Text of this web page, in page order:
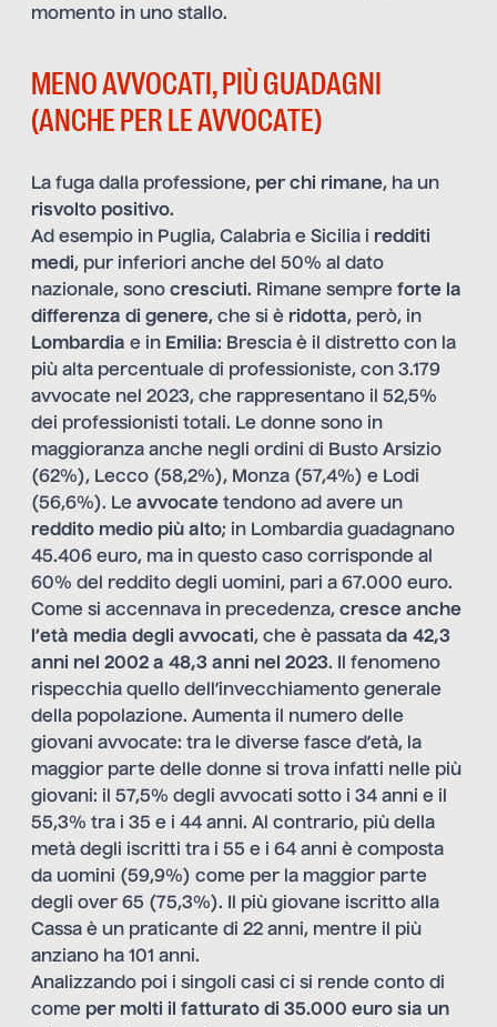
momento in uno stallo.
MENO AVVOCATI, PIÙ GUADAGNI
(ANCHE PER LE AVVOCATE)
La fuga dalla professione, per chi rimane, ha un
risvolto positivo.
Ad esempio in Puglia, Calabria e Sicilia i redditi
medi, pur inferiori anche del 50% al dato
nazionale, sono cresciuti. Rimane sempre forte la
differenza di genere, che si è ridotta, però, in
Lombardia e in Emilia: Brescia è il distretto con la
più alta percentuale di professioniste, con 3.179
avvocate nel 2023, che rappresentano il 52,5%
dei professionisti totali. Le donne sono in
maggioranza anche negli ordini di Busto Arsizio
(62%), Lecco (58,2%), Monza (57,4%) e Lodi
(56,6%). Le avvocate tendono ad avere un
reddito medio più alto; in Lombardia guadagnano
45.406 euro, ma in questo caso corrisponde al
60% del reddito degli uomini, pari a 67.000 euro.
Come si accennava in precedenza, cresce anche
l’età media degli avvocati, che è passata da 42,3
anni nel 2002 a 48,3 anni nel 2023. Il fenomeno
rispecchia quello dell’invecchiamento generale
della popolazione. Aumenta il numero delle
giovani avvocate: tra le diverse fasce d’età, la
maggior parte delle donne si trova infatti nelle più
giovani: il 57,5% degli avvocati sotto i 34 anni e il
55,3% tra i 35 e i 44 anni. Al contrario, più della
metà degli iscritti tra i 55 e i 64 anni è composta
da uomini (59,9%) come per la maggior parte
degli over 65 (75,3%). Il più giovane iscritto alla
Cassa è un praticante di 22 anni, mentre il più
anziano ha 101 anni.
Analizzando poi i singoli casi ci si rende conto di
come per molti il fatturato di 35.000 euro sia un